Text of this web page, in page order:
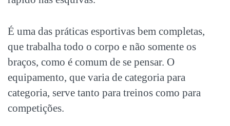
É uma das práticas esportivas bem completas,
que trabalha todo o corpo e não somente os
braços, como é comum de se pensar. O
equipamento, que varia de categoria para
categoria, serve tanto para treinos como para
competições.